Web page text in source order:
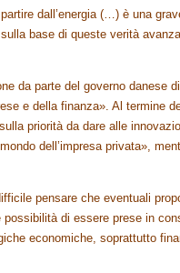
dall’energia (…) è una
base di queste verità
da parte del governo danese
e della finanza». Al termine
priorità da dare alle
dell’impresa privata»,
pensare che eventuali
di essere prese in
economiche, soprattutto